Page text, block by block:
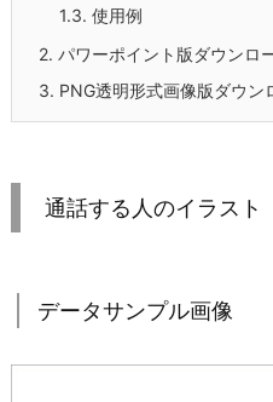
1.3. 使用例
2. パワーポイント版ダウンロ
3. PNG透明形式画像版ダウン
通話する人のイラスト
データサンプル画像